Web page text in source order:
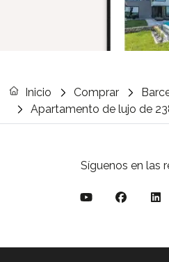
Inicio Comprar
Apartamento de lujo de
Síguenos en las